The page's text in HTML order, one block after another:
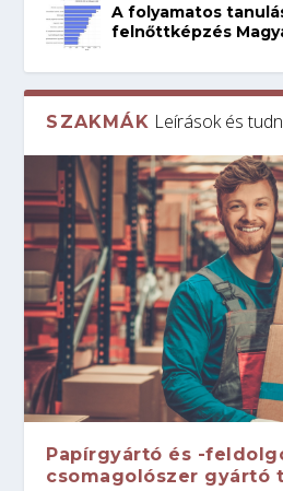
A folyamatos
felnőttképzés
SZAKMÁK Leírások és
Papírgyártó és -
csomagolószer gyártó